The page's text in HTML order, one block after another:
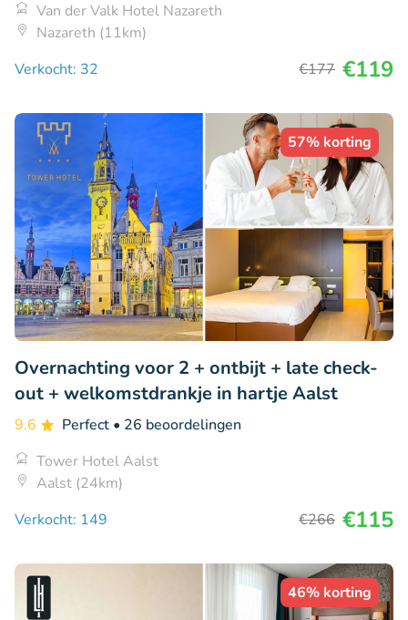
Van der Valk Hotel Nazareth
Nazareth (11km)
Verkocht: 32
€177 €119
57% korting
Overnachting voor 2 + ontbijt + late check-
out + welkomstdrankje in hartje Aalst
9.6 Perfect • 26 beoordelingen
Tower Hotel Aalst
Aalst (24km)
Verkocht: 149
€266 €115
46% korting